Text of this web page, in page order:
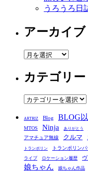
うろうろ日
アーカイブ
ア
カ
イ
ブ
カテゴリー
カ
ゴ
リ
ー
ARTRIZ Blog BLOG
MTOS
Ninja ありがとう
アマチュア無線 クルマ
トランポリン トランポリンパ
ライブ ロケーション履歴
娘ちゃん 娘ちゃん作品